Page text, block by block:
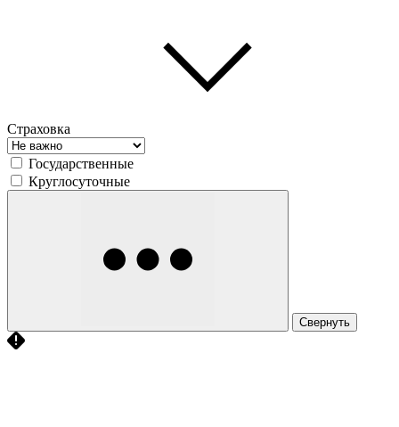
Страховка
Государственные
Круглосуточные
Свернуть